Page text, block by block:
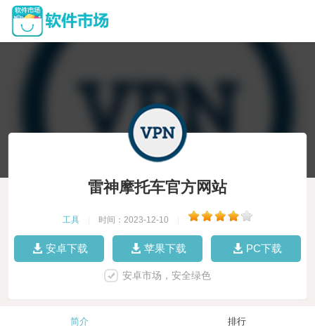
雷神摩托车官方网站
工具 时间：2023-12-10
安卓下载 苹果下载 PC下载
安卓市场，安全绿色
简介 排行